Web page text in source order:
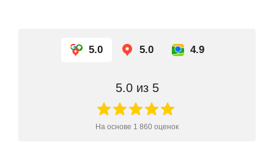
5.0 5.0 4.9
5.0из 5
На основе 1 860 оценок